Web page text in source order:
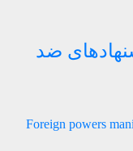
ضد
Foreign powers